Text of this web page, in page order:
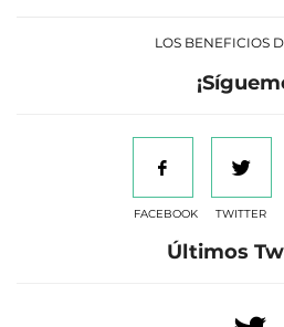
LOS BENEFICIOS
FACEBOOK TWITTER
Últimos